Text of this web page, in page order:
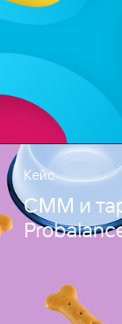
Кейс
СММ и